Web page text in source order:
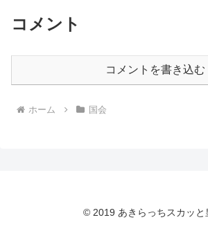
コメント
コメントを書き込む
ホーム 国会
© 2019 あきらっちスカッと